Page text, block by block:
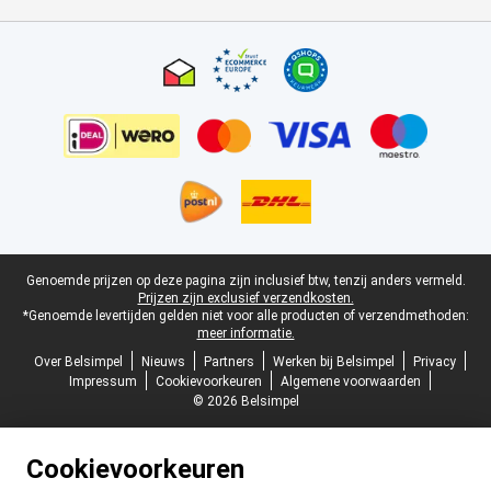
Juridische voettekst
Genoemde prijzen op deze pagina zijn inclusief btw, tenzij anders vermeld.
Prijzen zijn exclusief verzendkosten.
*Genoemde levertijden gelden niet voor alle producten of verzendmethoden:
meer informatie.
Over Belsimpel
Nieuws Partners Werken bij Belsimpel
Privacy
Impressum
Cookievoorkeuren
Algemene voorwaarden
© 2026 Belsimpel
Cookievoorkeuren